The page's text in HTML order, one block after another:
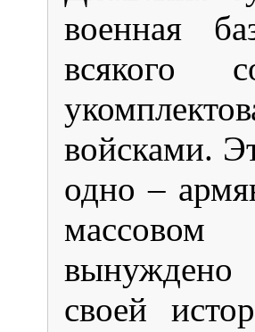
военная
всякого
войсками.
одно –
массовом
вынуждено
своей